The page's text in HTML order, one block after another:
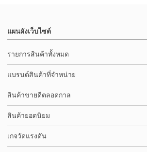
แผนผังเว็บไซต์
รายการสินค้าทั้งหมด
แบรนด์สินค้าที่จำหน่าย
สินค้าขายดีตลอดกาล
สินค้ายอดนิยม
เกจวัดแรงดัน